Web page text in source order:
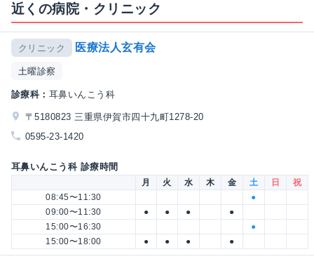
近くの病院・クリニック
クリニック 医療法人玄有会
土曜診察
診療科： 耳鼻いんこう科
〒5180823 三重県伊賀市四十九町1278-20
0595-23-1420
耳鼻いんこう科 診療時間
月 火 水 木 金 土 日
祝
08:45〜11:30
●
09:00〜11:30
● ● ●
●
15:00〜16:30
●
15:00〜18:00
● ● ● ●